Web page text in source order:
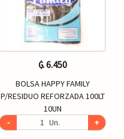
₲. 6.450
BOLSA HAPPY FAMILY
P/RESIDUO REFORZADA 100LT
10UN
-
Un. +